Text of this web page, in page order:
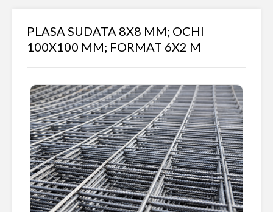
PLASA SUDATA 8X8 MM; OCHI
100X100 MM; FORMAT 6X2 M